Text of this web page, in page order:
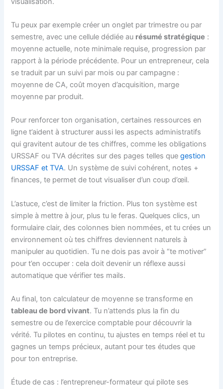
Tu peux par exemple créer un onglet par trimestre ou par
semestre, avec une cellule dédiée au résumé stratégique :
moyenne actuelle, note minimale requise, progression par
rapport à la période précédente. Pour un entrepreneur, cela
se traduit par un suivi par mois ou par campagne :
moyenne de CA, coût moyen d’acquisition, marge
moyenne par produit.
Pour renforcer ton organisation, certaines ressources en
ligne t’aident à structurer aussi les aspects administratifs
qui gravitent autour de tes chiffres, comme les obligations
URSSAF ou TVA décrites sur des pages telles quegestion
URSSAF et TVA. Un système de suivi cohérent, notes +
finances, te permet de tout visualiser d’un coup d’œil.
L’astuce, c’est de limiter la friction. Plus ton système est
simple à mettre à jour, plus tu le feras. Quelques clics, un
formulaire clair, des colonnes bien nommées, et tu crées un
environnement où tes chiffres deviennent naturels à
manipuler au quotidien. Tu ne dois pas avoir à “te motiver”
pour t’en occuper : cela doit devenir un réflexe aussi
automatique que vérifier tes mails.
Au final, ton calculateur de moyenne se transforme en
tableau de bord vivant. Tu n’attends plus la fin du
semestre ou de l’exercice comptable pour découvrir la
vérité. Tu pilotes en continu, tu ajustes en temps réel et tu
gagnes un temps précieux, autant pour tes études que
pour ton entreprise.
Étude de cas : l’entrepreneur-formateur qui pilote ses